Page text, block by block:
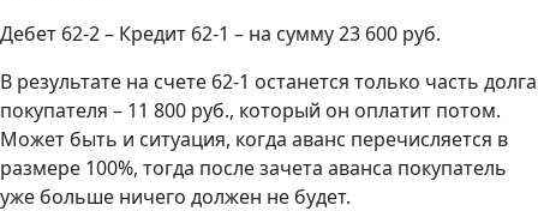
Дебет 62-2 – Кредит 62-1 – на сумму 23 600 руб.
В результате на счете 62-1 останется только часть долга
покупателя – 11 800 руб., который он оплатит потом.
Может быть и ситуация, когда аванс перечисляется в
размере 100%, тогда после зачета аванса покупатель
уже больше ничего должен не будет.